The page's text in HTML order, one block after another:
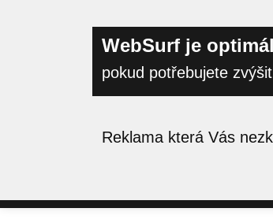
WebSurf je
pokud potřebujete
Reklama která Vás